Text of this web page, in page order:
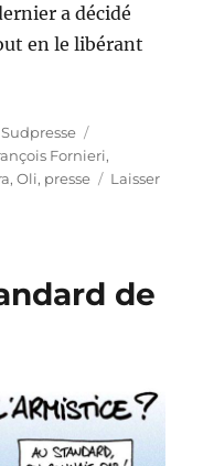
a décidé
en le libérant
Sudpresse
Fornieri,
,Oli, presse
Laisser
de